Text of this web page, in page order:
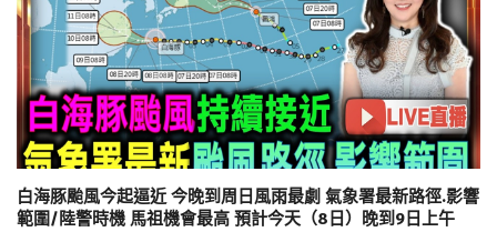
白海豚颱風今起逼近 今晚到周日風雨最劇 氣象署最新路徑.影響
範圍/陸警時機 馬祖機會最高 預計今天（8日）晚到9日上午